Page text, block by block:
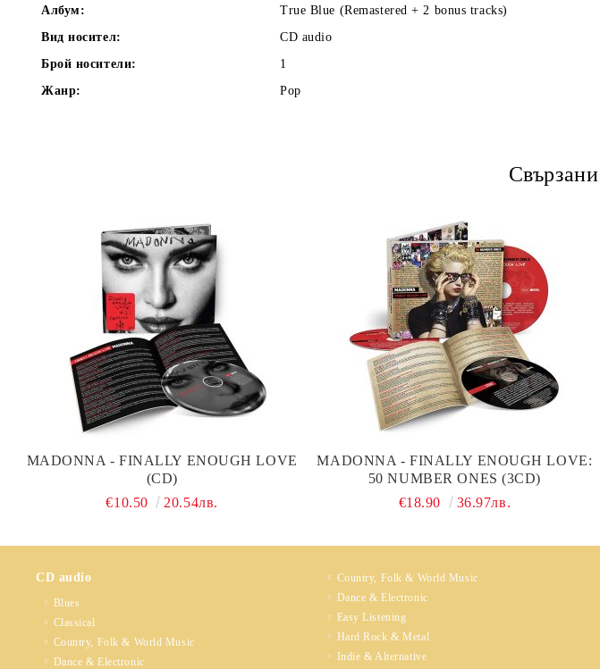
Албум:
True Blue (Remastered + 2 bonus tracks)
Вид носител:
CD audio
Брой носители:
1
Жанр:
Pop
MADONNA - FINALLY ENOUGH LOVE
(CD)
€10.50
20.54лв.
MADONNA - FINALLY ENOUGH LOVE:
50 NUMBER ONES (3CD)
€18.90
36.97лв.
CD audio
Blues
Classical
Country, Folk & World Music
Dance & Electronic
Country, Folk & World Music
Dance & Electronic
Easy Listening
Hard Rock & Metal
Indie & Alternative